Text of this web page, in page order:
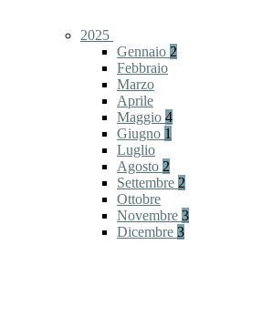
2025
Gennaio 2
Febbraio
Marzo
Aprile
Maggio 4
Giugno 1
Luglio
Agosto 2
Settembre 2
Ottobre
Novembre 3
Dicembre 3